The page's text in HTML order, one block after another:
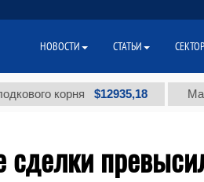
корня $12935,18 Мазут
сделки
НОВОСТИ СТАТЬИ